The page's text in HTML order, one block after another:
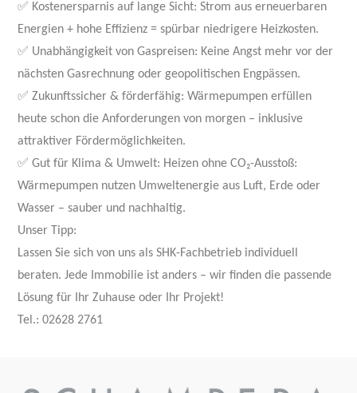
✅ Kostenersparnis auf lange Sicht: Strom aus erneuerbaren
Energien + hohe Effizienz = spürbar niedrigere Heizkosten.
✅ Unabhängigkeit von Gaspreisen: Keine Angst mehr vor der
nächsten Gasrechnung oder geopolitischen Engpässen.
✅ Zukunftssicher & förderfähig: Wärmepumpen erfüllen
heute schon die Anforderungen von morgen – inklusive
attraktiver Fördermöglichkeiten.
✅ Gut für Klima & Umwelt: Heizen ohne CO₂-Ausstoß:
Wärmepumpen nutzen Umweltenergie aus Luft, Erde oder
Wasser – sauber und nachhaltig.
Unser Tipp:
Lassen Sie sich von uns als SHK-Fachbetrieb individuell
beraten. Jede Immobilie ist anders – wir finden die passende
Lösung für Ihr Zuhause oder Ihr Projekt!
Tel.: 02628 2761